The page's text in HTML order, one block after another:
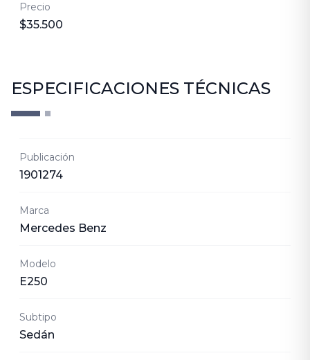
Precio
$35.500
ESPECIFICACIONES TÉCNICAS
Publicación
1901274
Marca
Mercedes Benz
Modelo
E250
Subtipo
Sedán